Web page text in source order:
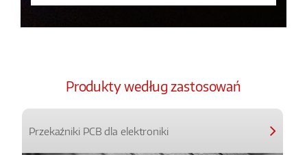
Produkty według zastosowań
Przekaźniki PCB dla elektroniki